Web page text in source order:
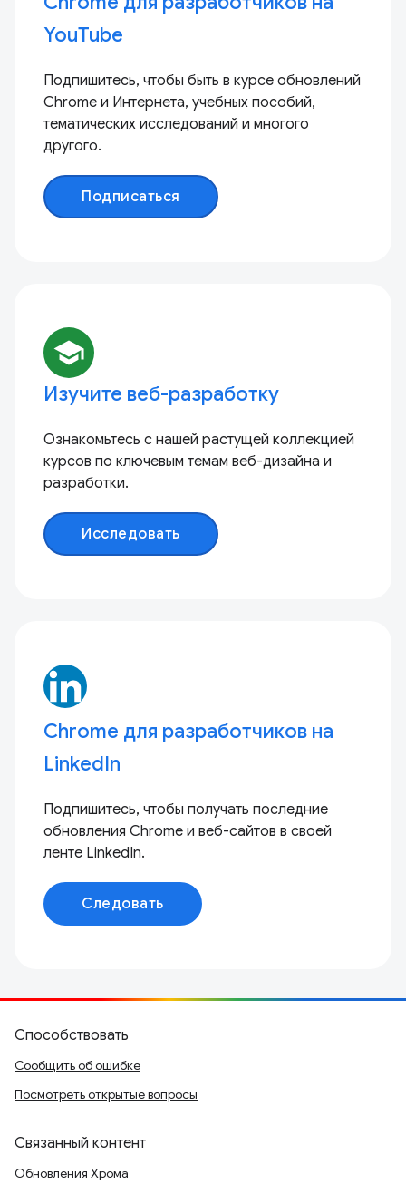
YouTube
Подпишитесь, чтобы быть в курсе обновлений
Chrome и Интернета, учебных пособий,
тематических исследований и многого
другого.
Подписаться
school
Изучите веб-разработку
Ознакомьтесь с нашей растущей коллекцией
курсов по ключевым темам веб-дизайна и
разработки.
Исследовать
Chrome для разработчиков на
LinkedIn
Подпишитесь, чтобы получать последние
обновления Chrome и веб-сайтов в своей
ленте LinkedIn.
Следовать
Способствовать
Сообщить об ошибке
Посмотреть открытые вопросы
Связанный контент
Обновления Хрома